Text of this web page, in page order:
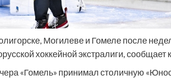
Могилеве и Гомеле после
хоккейной экстралиги,
«Гомель» принимал столичную